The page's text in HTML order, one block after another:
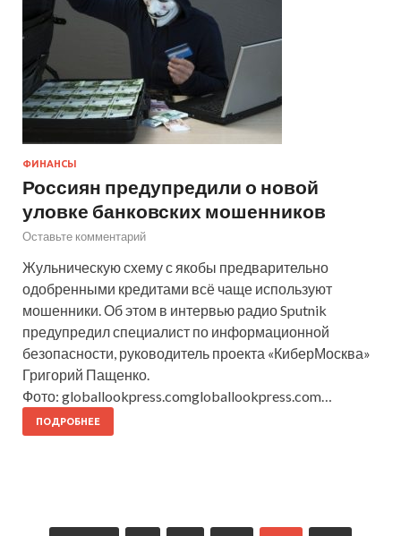
ФИНАНСЫ
Россиян предупредили о новой
уловке банковских мошенников
Оставьте комментарий
Жульническую схему с якобы предварительно
одобренными кредитами всё чаще используют
мошенники. Об этом в интервью радио Sputnik
предупредил специалист по информационной
безопасности, руководитель проекта «КиберМосква»
Григорий Пащенко.
Фото: globallookpress.comgloballookpress.com…
ПОДРОБНЕЕ